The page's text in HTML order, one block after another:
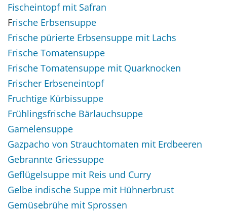
Fischeintopf mit Safran
Frische Erbsensuppe
Frische pürierte Erbsensuppe mit Lachs
Frische Tomatensuppe
Frische Tomatensuppe mit Quarknocken
Frischer Erbseneintopf
Fruchtige Kürbissuppe
Frühlingsfrische Bärlauchsuppe
Garnelensuppe
Gazpacho von Strauchtomaten mit Erdbeeren
Gebrannte Griessuppe
Geflügelsuppe mit Reis und Curry
Gelbe indische Suppe mit Hühnerbrust
Gemüsebrühe mit Sprossen